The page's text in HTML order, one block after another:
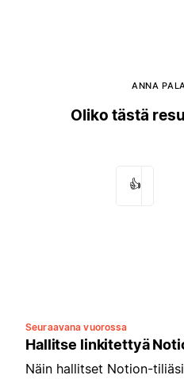
ANNA
Oliko tästä
👍
Seuraavana vuorossa
Hallitse linkitettyä
Näin hallitset Notion-